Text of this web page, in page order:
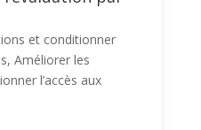
et conditionner
, Améliorer les
l’accès aux